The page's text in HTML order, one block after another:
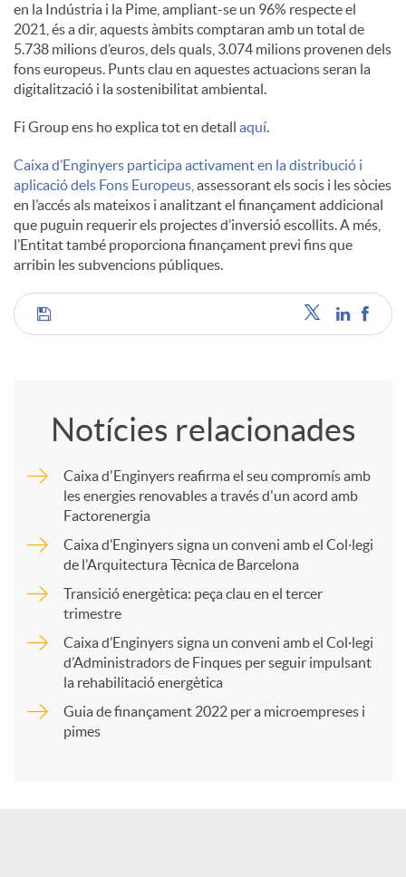
en la Indústria i la Pime, ampliant-se un 96% respecte el
2021, és a dir, aquests àmbits comptaran amb un total de
5.738 milions d’euros, dels quals, 3.074 milions provenen dels
fons europeus. Punts clau en aquestes actuacions seran la
digitalització i la sostenibilitat ambiental.
Fi Group ens ho explica tot en detall aquí
Caixa d’Enginyers participa activament en la distribució i
aplicació dels Fons Europeus, assessorant els socis i les sòcies
en l’accés als mateixos i analitzant el finançament addicional
que puguin requerir els projectes d’inversió escollits. A més,
l’Entitat també proporciona finançament previ fins que
arribin les subvencions públiques.
C
r
Notícies relacionades
Caixa d'Enginyers reafirma el seu compromís amb
les energies renovables a través d'un acord amb
Factorenergia
Caixa d’Enginyers signa un conveni amb el Col·legi
de l’Arquitectura Tècnica de Barcelona
Transició energètica: peça clau en el tercer
trimestre
Caixa d’Enginyers signa un conveni amb el Col·legi
d’Administradors de Finques per seguir impulsant
la rehabilitació energètica
Guia de finançament 2022 per a microempreses i
pimes